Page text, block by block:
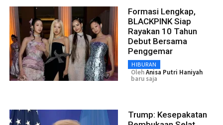
Formasi Lengkap,
BLACKPINK Siap
Rayakan 10 Tahun
Debut Bersama
Penggemar
HIBURAN
OlehAnisa Putri Haniyah
baru saja
Trump: Kesepakatan